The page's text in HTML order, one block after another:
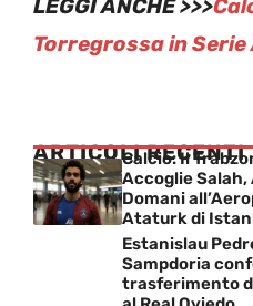
LEGGI ANCHE >>>
Torregrossa in Serie
ARTICOLI RECENTI
Calcio: Il
Accoglie
Domani
Ataturk di
Estanislau
Sampdoria
trasferimento